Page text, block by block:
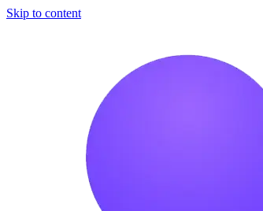
Skip to content